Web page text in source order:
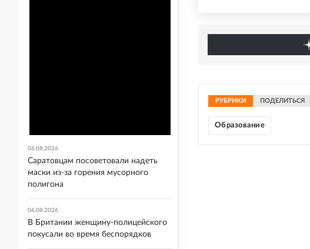
РУБРИКИ ПОДЕЛИТЬСЯ
Образование
06.08.2026
Саратовцам посоветовали надеть
маски из-за горения мусорного
полигона
06.08.2026
В Британии женщину-полицейского
покусали во время беспорядков